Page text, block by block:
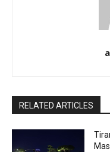
RELATED ARTICLES